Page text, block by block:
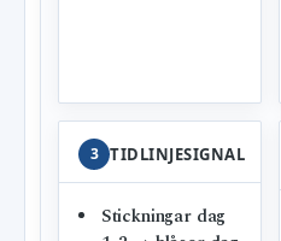
3 TIDLINJESIGNAL
Stickningar dag